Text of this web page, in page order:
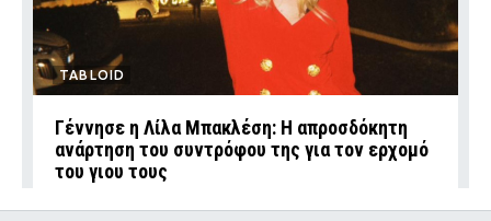
TABLOID
Γέννησε η Λίλα Μπακλέση: Η απροσδόκητη
ανάρτηση του συντρόφου της για τον ερχομό
του γιου τους